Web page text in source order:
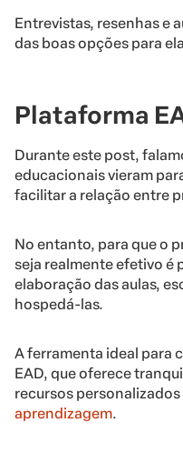
Entrevistas, resenhas e
das boas opções para
Plataforma
Durante este post,
educacionais vieram
facilitar a relação entre
No entanto, para que o
seja realmente efetivo é
elaboração das aulas,
hospedá-las.
A ferramenta ideal para
EAD, que oferece
recursos personalizados
aprendizagem.